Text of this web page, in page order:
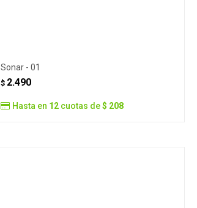
Sonar - 01
$ 2.490
Hasta en 12cuotas de$ 208